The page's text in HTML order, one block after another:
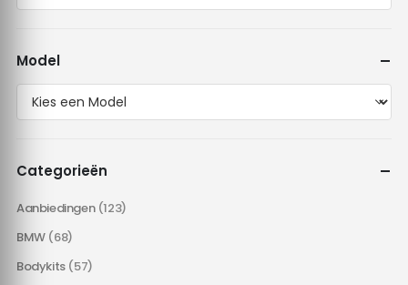
Model
Categorieën
Aanbiedingen (123)
BMW (68)
Bodykits (57)